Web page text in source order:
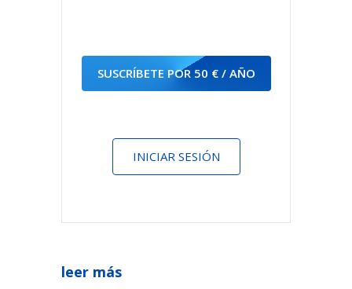
SUSCRÍBETE POR 50 € / AÑO
INICIAR SESIÓN
leer más